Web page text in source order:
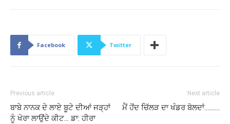
Facebook Twitter
Previous article
ਬਾਬੇ ਨਾਨਕ ਦੇ ਲਾਏ ਬੂਟੇ ਦੀਆਂ ਜੜ੍ਹਾਂ
ਨੂੰ ਖੋਰਾ ਲਾਉਂਦੇ ਕੀਟ… ਡਾ: ਹੀਰਾ
Next article
ਮੈਂ ਹੋਂਦ ਚਿੱਲੜ ਦਾ ਖੰਡਰ ਬੋਲਦਾਂ……….